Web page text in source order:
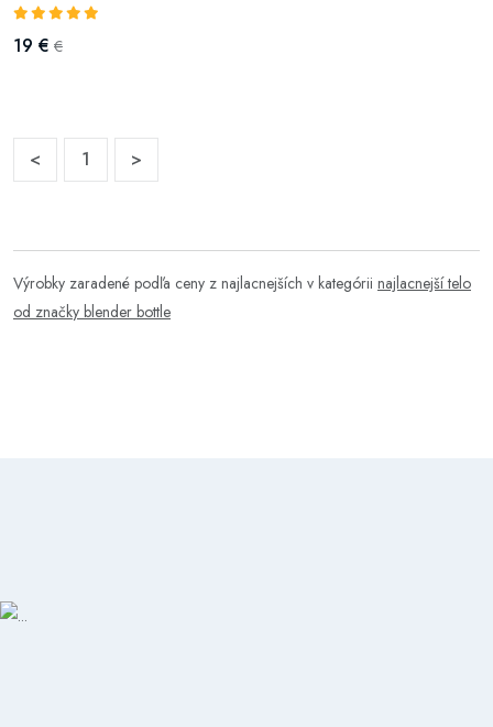
19 € €
< 1 >
Výrobky zaradené podľa ceny z najlacnejších v kategórii najlacnejší telo
od značky blender bottle